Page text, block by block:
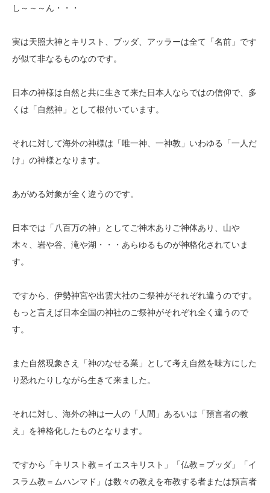
し～～～ん・・・
実は天照大神とキリスト、ブッダ、アッラーは全て「名前」です
が似て非なるものなのです。
日本の神様は自然と共に生きて来た日本人ならではの信仰で、多
くは「自然神」として根付いています。
それに対して海外の神様は「唯一神、一神教」いわゆる「一人だ
け」の神様となります。
あがめる対象が全く違うのです。
日本では「八百万の神」としてご神木ありご神体あり、山や
木々、岩や谷、滝や湖・・・あらゆるものが神格化されていま
す。
ですから、伊勢神宮や出雲大社のご祭神がそれぞれ違うのです。
もっと言えば日本全国の神社のご祭神がそれぞれ全く違うので
す。
また自然現象さえ「神のなせる業」として考え自然を味方にした
り恐れたりしながら生きて来ました。
それに対し、海外の神は一人の「人間」あるいは「預言者の教
え」を神格化したものとなります。
ですから「キリスト教＝イエスキリスト」「仏教＝ブッダ」「イ
スラム教＝ムハンマド」は数々の教えを布教する者または預言者